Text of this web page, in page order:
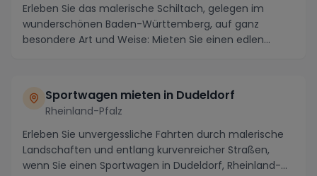
Erleben Sie das malerische Schiltach, gelegen im
wunderschönen Baden-Württemberg, auf ganz
besondere Art und Weise: Mieten Sie einen edlen
Sportwagen mieten in Dudeldorf
Rheinland-Pfalz
Erleben Sie unvergessliche Fahrten durch malerische
Landschaften und entlang kurvenreicher Straßen,
wenn Sie einen Sportwagen in Dudeldorf, Rheinland-...